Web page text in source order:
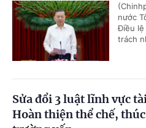
nước
Điều lệ
trách
Sửa đổi 3 luật lĩnh vực
Hoàn thiện thể chế,